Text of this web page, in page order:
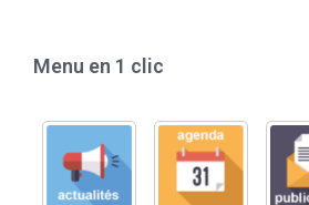
Menu en 1 clic